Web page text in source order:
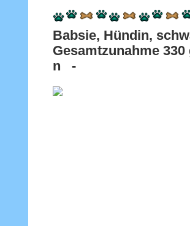
Babsie, Hündin,
Gesamtzunahme
n -